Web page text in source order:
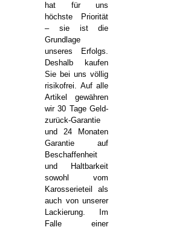
hat für uns
höchste Priorität
– sie ist die
Grundlage
unseres Erfolgs.
Deshalb kaufen
Sie bei uns völlig
risikofrei. Auf alle
Artikel gewähren
wir 30 Tage Geld-
zurück-Garantie
und 24 Monaten
Garantie auf
Beschaffenheit
und Haltbarkeit
sowohl vom
Karosserieteil als
auch von unserer
Lackierung. Im
Falle einer